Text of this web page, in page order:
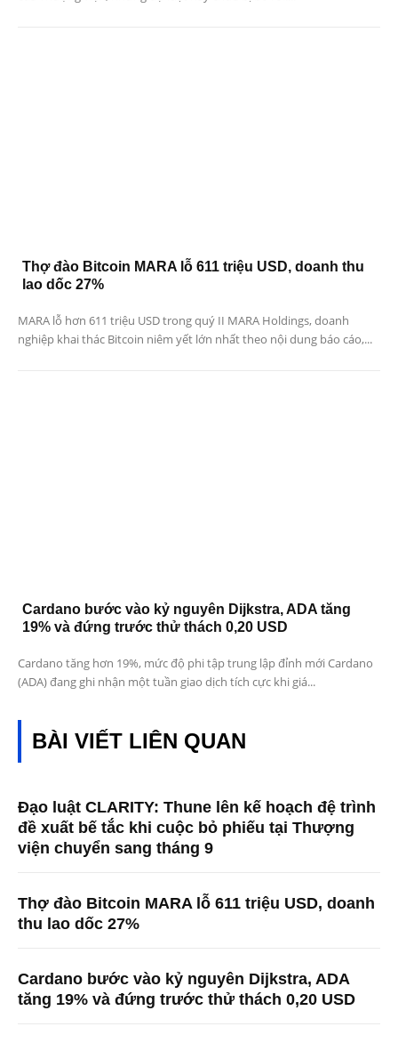
Thợ đào Bitcoin MARA lỗ 611 triệu USD, doanh thu
lao dốc 27%
MARA lỗ hơn 611 triệu USD trong quý II MARA Holdings, doanh
nghiệp khai thác Bitcoin niêm yết lớn nhất theo nội dung báo cáo,...
Cardano bước vào kỷ nguyên Dijkstra, ADA tăng
19% và đứng trước thử thách 0,20 USD
Cardano tăng hơn 19%, mức độ phi tập trung lập đỉnh mới Cardano
(ADA) đang ghi nhận một tuần giao dịch tích cực khi giá...
BÀI VIẾT LIÊN QUAN
Đạo luật CLARITY: Thune lên kế hoạch đệ trình
đề xuất bế tắc khi cuộc bỏ phiếu tại Thượng
viện chuyển sang tháng 9
Thợ đào Bitcoin MARA lỗ 611 triệu USD, doanh
thu lao dốc 27%
Cardano bước vào kỷ nguyên Dijkstra, ADA
tăng 19% và đứng trước thử thách 0,20 USD